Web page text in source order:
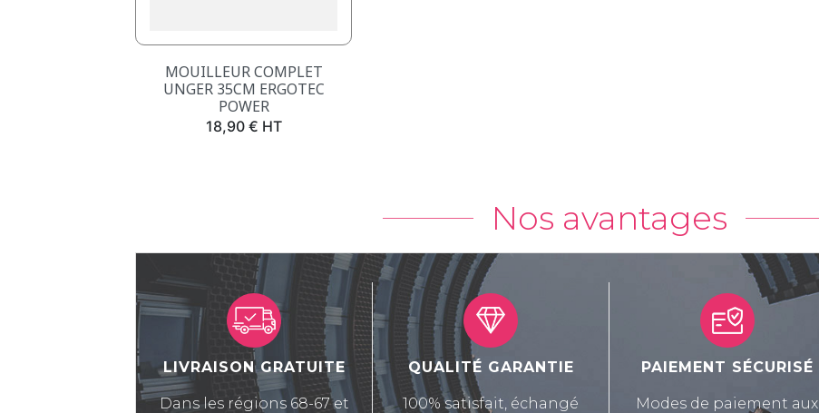
Aperçu rapide
MOUILLEUR COMPLET
UNGER 35CM ERGOTEC
POWER
Prix
18,90 € HT
Nos avantages
LIVRAISON GRATUITE
Dans les régions 68-67 et
QUALITÉ GARANTIE
100% satisfait, échangé
PAIEMENT SÉCURISÉ
Modes de paiement aux